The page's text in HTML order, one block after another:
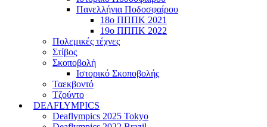
Πανελλήνια Ποδοσφαίρου
18ο ΠΠΠΚ 2021
19ο ΠΠΠΚ 2022
Πολεμικές τέχνες
Στίβος
Σκοποβολή
Ιστορικό Σκοποβολής
Ταεκβοντό
Τζούντο
DEAFLYMPICS
Deaflympics 2025 Tokyo